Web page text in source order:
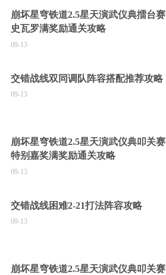
崩坏星穹铁道2.5星天演武仪典擂台赛
史瓦罗满奖励通关攻略
09-13
交错战线双同调队阵容搭配推荐攻略
09-13
崩坏星穹铁道2.5星天演武仪典叩关赛
特别嘉奖满奖励通关攻略
09-13
交错战线困难2-21打法阵容攻略
09-13
崩坏星穹铁道2.5星天演武仪典叩关赛